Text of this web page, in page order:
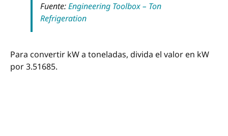
Fuente:Engineering Toolbox – Ton
Refrigeration
Para convertir kW a toneladas, divida el valor en kW
por 3.51685.